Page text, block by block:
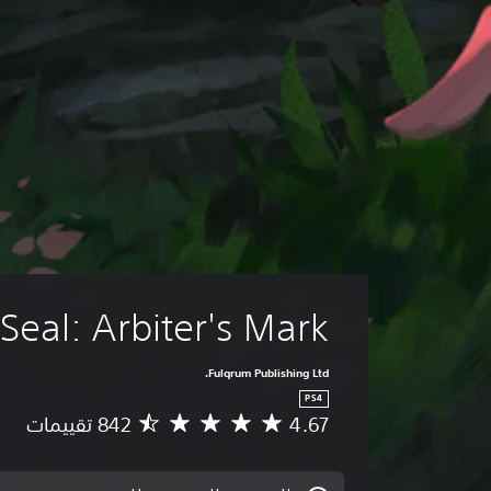
Arbiter's Mark
Fulqrum Publishing Ltd.
PS4
م
4.67